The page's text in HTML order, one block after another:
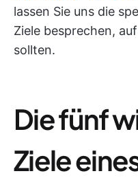
lassen Sie uns die
Ziele besprechen,
sollten.
Die fünf
Ziele